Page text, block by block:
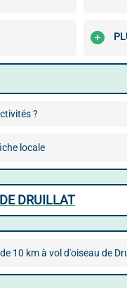
?
locale
DRUILLAT
10 km à vol d'oiseau de